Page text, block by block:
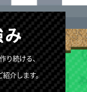
り続ける、
紹介します。